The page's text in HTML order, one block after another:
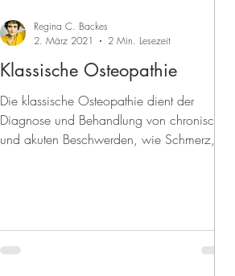
Klassische Osteopathie
Die klassische Osteopathie dient der
Diagnose und Behandlung von chronischen
und akuten Beschwerden, wie Schmerz,
Regina C. Backes
2. März 2021
2 Min. Lesezeit